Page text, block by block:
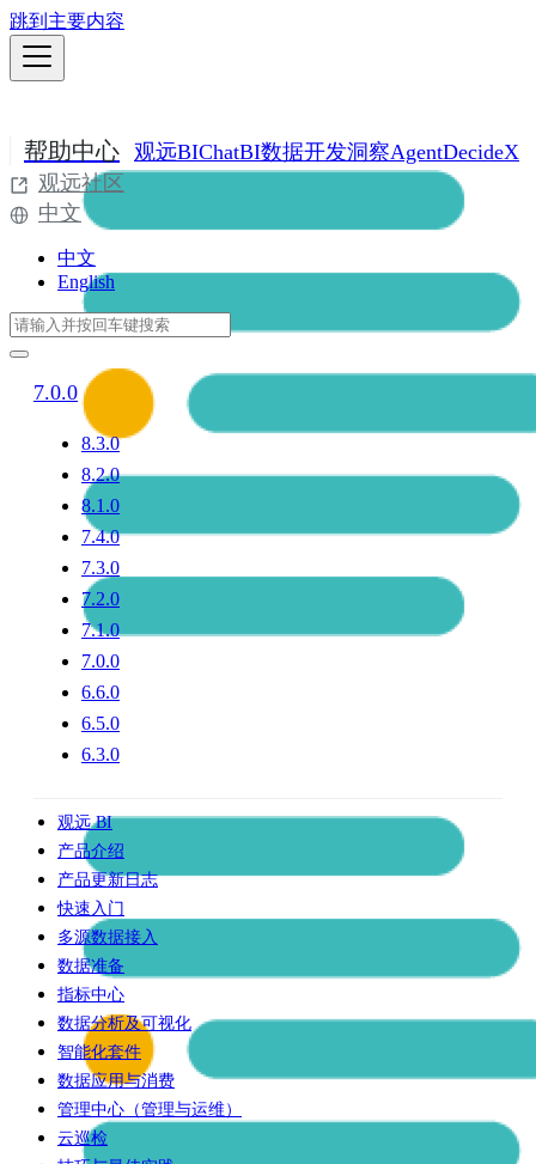
跳到主要内容
帮助中心 观远BIChatBI数据开发洞察AgentDecideX
观远社区
中文
中文
English
7.0.0
8.3.0
8.2.0
8.1.0
7.4.0
7.3.0
7.2.0
7.1.0
7.0.0
6.6.0
6.5.0
6.3.0
观远 BI
产品介绍
产品更新日志
快速入门
多源数据接入
数据准备
指标中心
数据分析及可视化
智能化套件
数据应用与消费
管理中心（管理与运维）
云巡检